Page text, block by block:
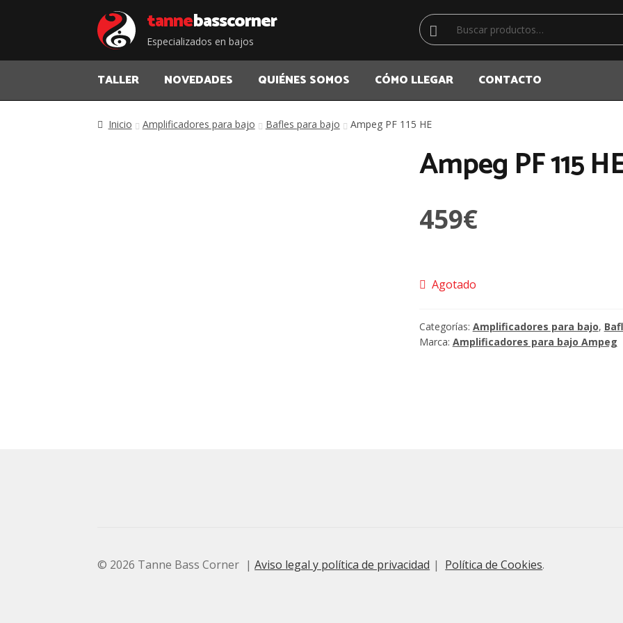
Saltar
a
la
navegación
Saltar
al
contenido
tannebass corner
Especializados en bajos
Buscar
por:
Buscar
TALLER NOVEDADES QUIÉNES SOMOS CÓMO LLEGAR CONTACTO
Inicio Amplificadores para bajo Bafles para bajo Ampeg PF 115 HE
Ampeg PF 115
459€
Agotado
Categorías: Amplificadores para bajo,
Marca: Amplificadores para bajo Ampeg
© 2026 Tanne Bass Corner Aviso legal y política de privacidad Política de Cookies.